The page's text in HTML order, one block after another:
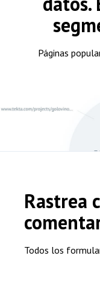
Páginas
Rastrea
Todos los